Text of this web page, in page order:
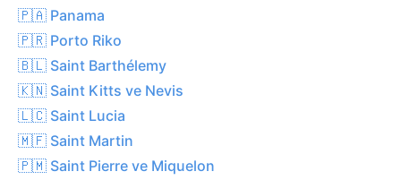
🇵🇦 Panama
🇵🇷 Porto Riko
🇧🇱 Saint Barthélemy
🇰🇳 Saint Kitts ve Nevis
🇱🇨 Saint Lucia
🇲🇫 Saint Martin
🇵🇲 Saint Pierre ve Miquelon